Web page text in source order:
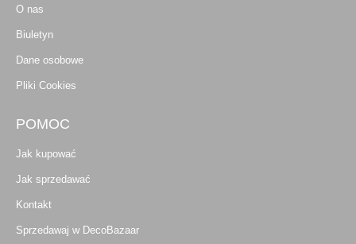
O nas
Biuletyn
Dane osobowe
Pliki Cookies
POMOC
Jak kupować
Jak sprzedawać
Kontakt
Sprzedawaj w DecoBazaar